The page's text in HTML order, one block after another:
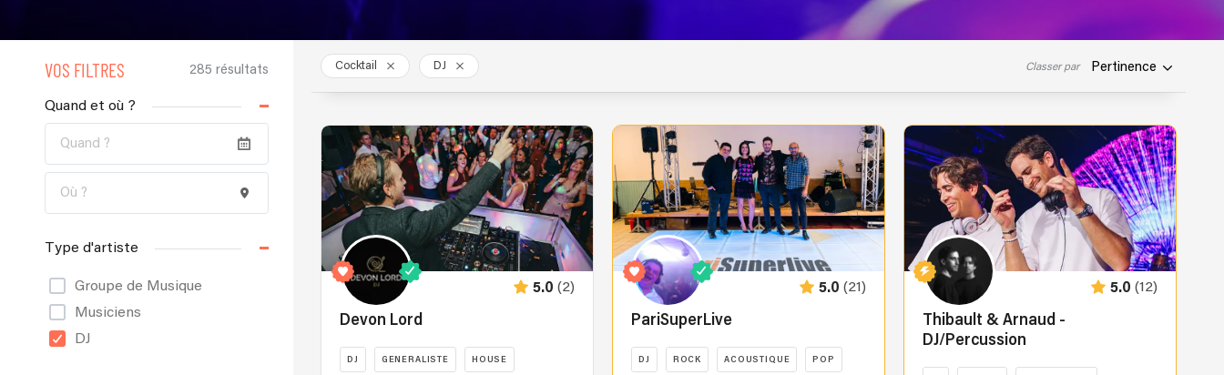
VOS FILTRES 285 résultats
Quand et où ?
Type d'artiste
Groupe de Musique
Musiciens
DJ
Cocktail DJ Classer par Pertinence
5.0 (2)
Devon Lord
DJ GENERALISTE HOUSE
5.0 (21)
PariSuperLive
DJ ROCK ACOUSTIQUE POP
5.0 (12)
Thibault & Arnaud -
DJ/Percussion